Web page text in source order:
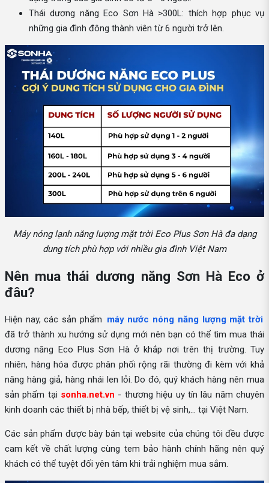
Thái dương năng Eco Sơn Hà >300L: thích hợp phục vụ
những gia đình đông thành viên từ 6 người trở lên.
Máy nóng lạnh năng lượng mặt trời Eco Plus Sơn Hà đa dạng
dung tích phù hợp với nhiều gia đình Việt Nam
Nên mua thái dương năng Sơn Hà Eco ở
đâu?
Hiện nay, các sản phẩm máy nước nóng năng lượng mặt trời
đã trở thành xu hướng sử dụng mới nên bạn có thể tìm mua thái
dương năng Eco Plus Sơn Hà ở khắp nơi trên thị trường. Tuy
nhiên, hàng hóa được phân phối rộng rãi thường đi kèm với khả
năng hàng giả, hàng nhái len lỏi. Do đó, quý khách hàng nên mua
sản phẩm tại sonha.net.vn - thương hiệu uy tín lâu năm chuyên
kinh doanh các thiết bị nhà bếp, thiết bị vệ sinh,... tại Việt Nam.
Các sản phẩm được bày bán tại website của chúng tôi đều được
cam kết về chất lượng cùng tem bảo hành chính hãng nên quý
khách có thể tuyệt đối yên tâm khi trải nghiệm mua sắm.